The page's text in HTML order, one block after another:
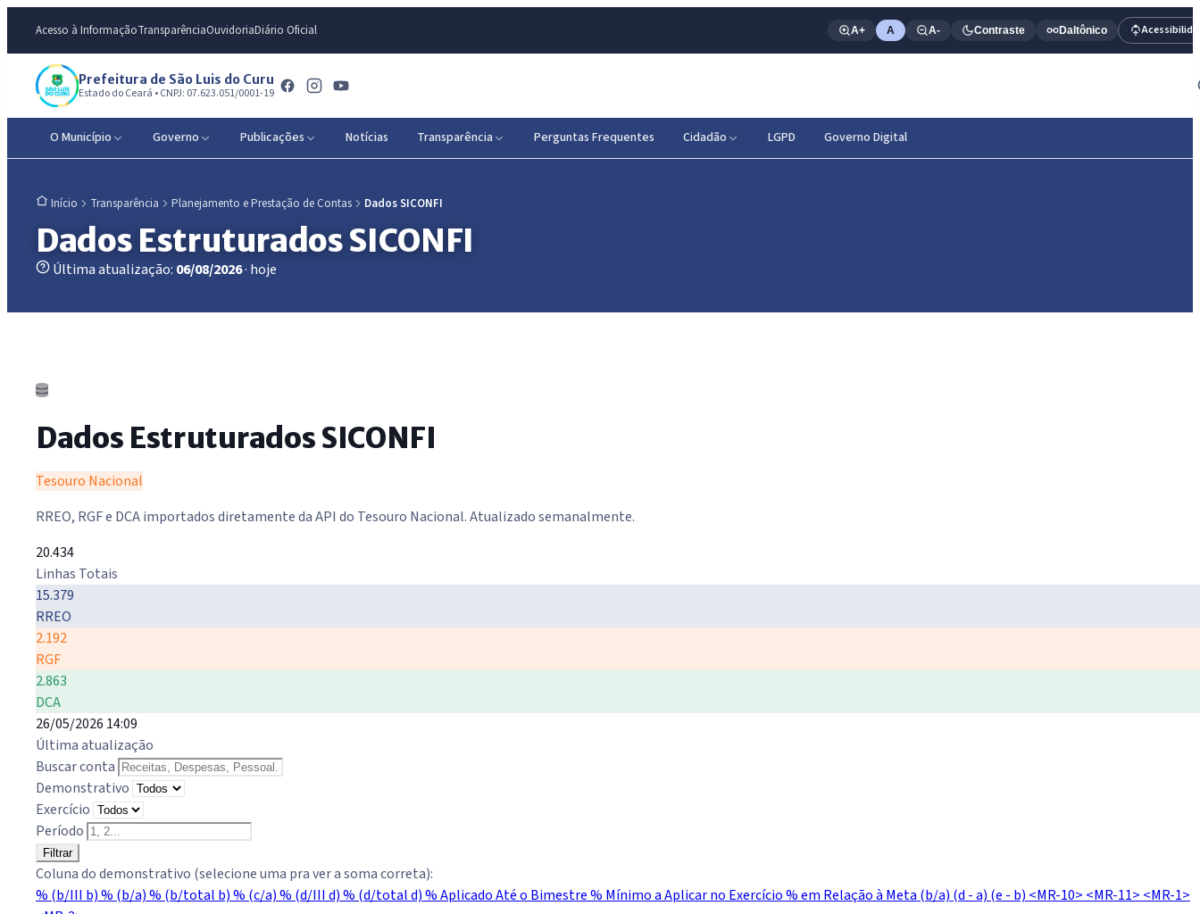
Acesso à InformaçãoTransparênciaOuvidoriaDiário Oficial A+ A A- Contraste Daltônico
Prefeitura de São Luis do Curu
Estado do Ceará • CNPJ: 07.623.051/0001-19
O Município Governo Publicações Notícias Transparência Perguntas Frequentes Cidadão LGPD Governo Digital
Início Transparência Planejamento e Prestação de Contas Dados SICONFI
Dados Estruturados SICONFI
Última atualização: 06/08/2026· hoje
Dados Estruturados SICONFI
Tesouro Nacional
RREO, RGF e DCA importados diretamente da API do Tesouro Nacional. Atualizado semanalmente.
20.434
Linhas Totais
15.379
RREO
2.192
RGF
2.863
DCA
26/05/2026 14:09
Última atualização
Buscar conta
Demonstrativo
Exercício
Período
Filtrar
Coluna do demonstrativo (selecione uma pra ver a soma correta):
% (b/III b)% (b/a)% (b/total b)% (c/a)% (d/III d)% (d/total d)% Aplicado Até o Bimestre% Mínimo a Aplicar no Exercício% em Relação à Meta (b/a)(d - a)(e - b)<MR-10><MR-11><MR-1>